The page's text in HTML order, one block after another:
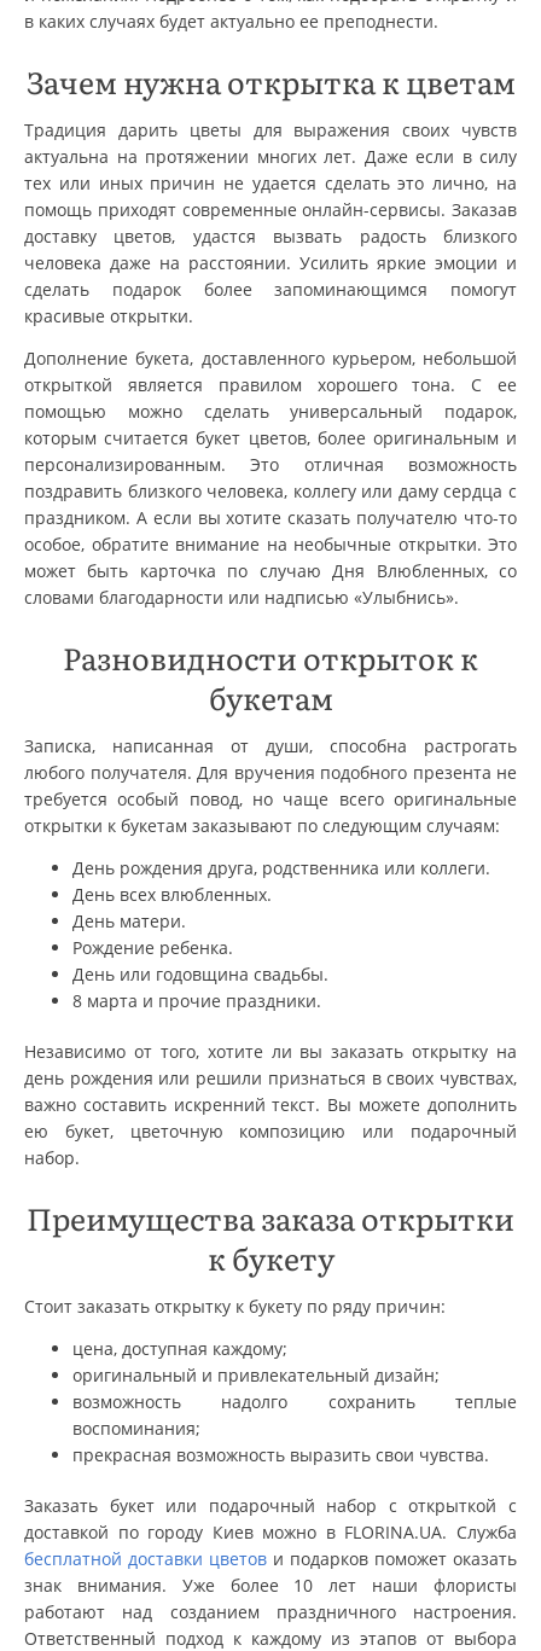
в каких случаях будет актуально ее преподнести.
Зачем нужна открытка к цветам
Традиция дарить цветы для выражения своих чувств
актуальна на протяжении многих лет. Даже если в силу
тех или иных причин не удается сделать это лично, на
помощь приходят современные онлайн-сервисы. Заказав
доставку цветов, удастся вызвать радость близкого
человека даже на расстоянии. Усилить яркие эмоции и
сделать подарок более запоминающимся помогут
красивые открытки.
Дополнение букета, доставленного курьером, небольшой
открыткой является правилом хорошего тона. С ее
помощью можно сделать универсальный подарок,
которым считается букет цветов, более оригинальным и
персонализированным. Это отличная возможность
поздравить близкого человека, коллегу или даму сердца с
праздником. А если вы хотите сказать получателю что-то
особое, обратите внимание на необычные открытки. Это
может быть карточка по случаю Дня Влюбленных, со
словами благодарности или надписью «Улыбнись».
Разновидности открыток к
букетам
Записка, написанная от души, способна растрогать
любого получателя. Для вручения подобного презента не
требуется особый повод, но чаще всего оригинальные
открытки к букетам заказывают по следующим случаям:
День рождения друга, родственника или коллеги.
День всех влюбленных.
День матери.
Рождение ребенка.
День или годовщина свадьбы.
8 марта и прочие праздники.
Независимо от того, хотите ли вы заказать открытку на
день рождения или решили признаться в своих чувствах,
важно составить искренний текст. Вы можете дополнить
ею букет, цветочную композицию или подарочный
набор.
Преимущества заказа открытки
к букету
Стоит заказать открытку к букету по ряду причин:
цена, доступная каждому;
оригинальный и привлекательный дизайн;
возможность надолго сохранить теплые
воспоминания;
прекрасная возможность выразить свои чувства.
Заказать букет или подарочный набор с открыткой с
доставкой по городу Киев можно в FLORINA.UA. Служба
бесплатной доставки цветов и подарков поможет оказать
знак внимания. Уже более 10 лет наши флористы
работают над созданием праздничного настроения.
Ответственный подход к каждому из этапов от выбора